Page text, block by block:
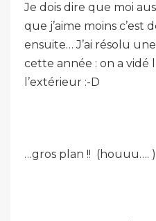
Je dois dire que moi
que j’aime moins
ensuite… J’ai résolu
cette année : on a vidé
l’extérieur :-D
…gros plan !! (houuu…. )